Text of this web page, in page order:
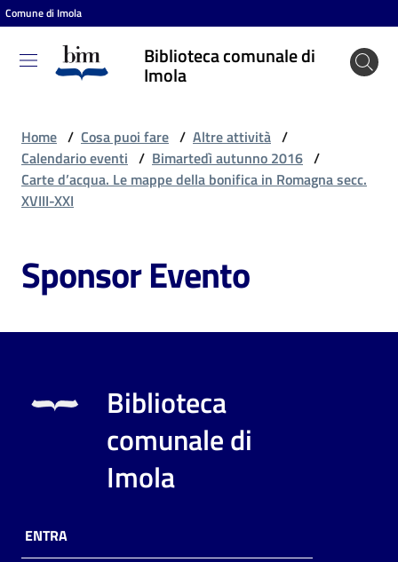
Vai al contenuto
Vai alla navigazione
Vai al footer
Comune di Imola
Biblioteca comunale di
Imola
Biblioteca
comunale
Entra
Cosa
puoi
Home / Cosa puoi fare / Altre attività /
Calendario eventi / Bimartedì autunno 2016 /
Carte d’acqua. Le mappe della bonifica in Romagna secc.
XVIII-XXI
Sponsor Evento
Biblioteca
comunale di
Imola
ENTRA